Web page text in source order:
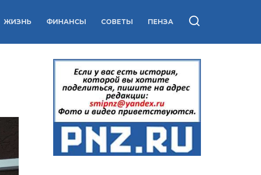
ЖИЗНЬ ФИНАНСЫ СОВЕТЫ ПЕНЗА